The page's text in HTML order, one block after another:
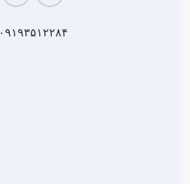
۰۹۱۹۳۵۱۲۲۸۴